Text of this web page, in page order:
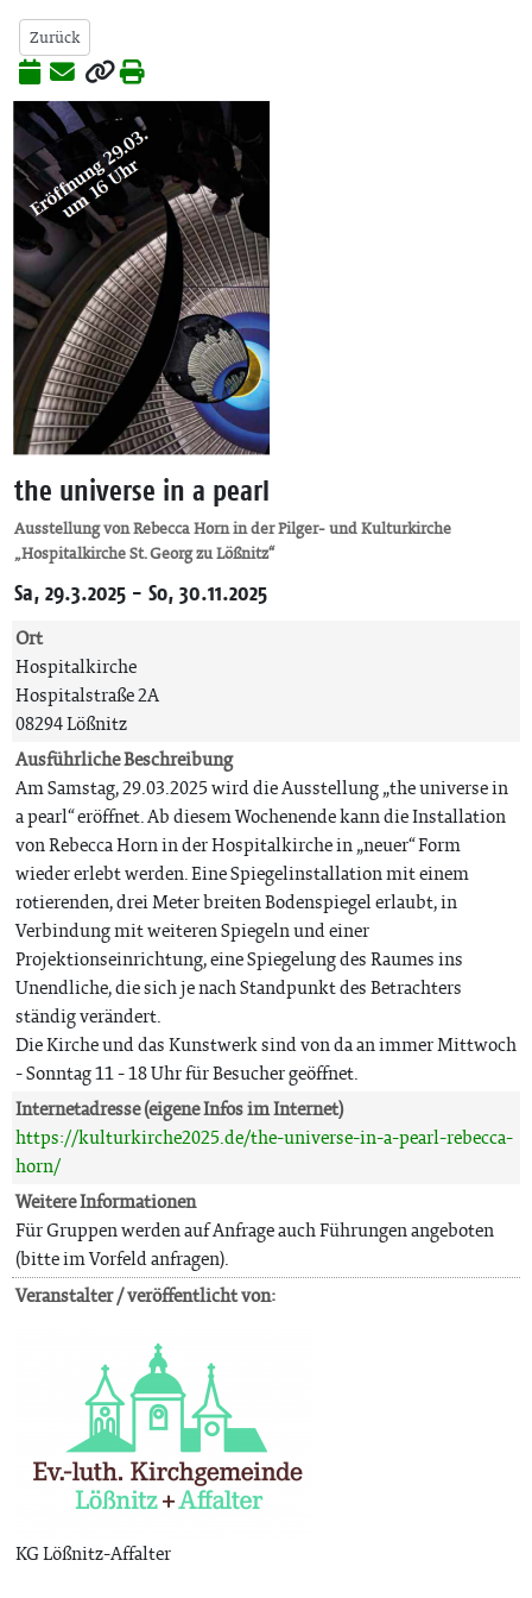
Zurück
the universe in a pearl
Ausstellung von Rebecca Horn in der Pilger- und Kulturkirche
„Hospitalkirche St. Georg zu Lößnitz“
Sa, 29.3.2025 - So, 30.11.2025
Ort
Hospitalkirche
Hospitalstraße 2A
08294 Lößnitz
Ausführliche Beschreibung
Am Samstag, 29.03.2025 wird die Ausstellung „the universe in
a pearl“ eröffnet. Ab diesem Wochenende kann die Installation
von Rebecca Horn in der Hospitalkirche in „neuer“ Form
wieder erlebt werden. Eine Spiegelinstallation mit einem
rotierenden, drei Meter breiten Bodenspiegel erlaubt, in
Verbindung mit weiteren Spiegeln und einer
Projektionseinrichtung, eine Spiegelung des Raumes ins
Unendliche, die sich je nach Standpunkt des Betrachters
ständig verändert.
Die Kirche und das Kunstwerk sind von da an immer Mittwoch
- Sonntag 11 - 18 Uhr für Besucher geöffnet.
Internetadresse (eigene Infos im Internet)
https://kulturkirche2025.de/the-universe-in-a-pearl-rebecca-
horn/
Weitere Informationen
Für Gruppen werden auf Anfrage auch Führungen angeboten
(bitte im Vorfeld anfragen).
Veranstalter / veröffentlicht von:
KG Lößnitz-Affalter